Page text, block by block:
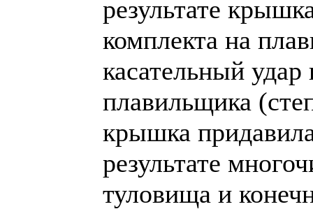
результате
комплекта на
касательный
плавильщика
крышка
результате
туловища и